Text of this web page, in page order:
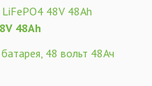
48Ah
48 вольт 48Ач